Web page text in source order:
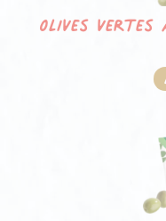
Olives